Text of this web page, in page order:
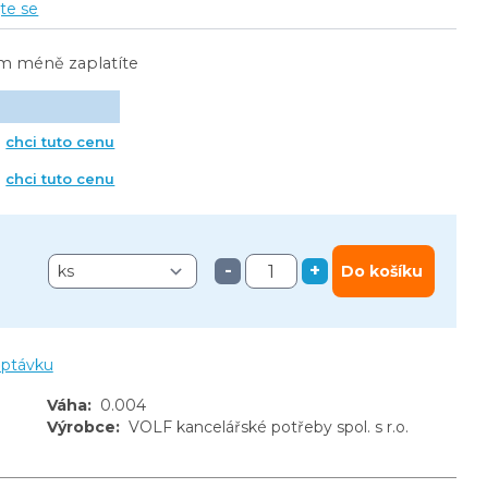
- + Do košíku
se
méně zaplatíte
chci tuto cenu
chci tuto cenu
Váha: 0.004
Výrobce: VOLF kancelářské potřeby spol. s r.o.